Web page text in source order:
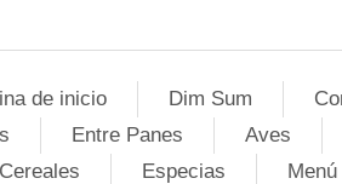
de inicio Dim Sum
Entre Panes Aves
Cereales
Especias